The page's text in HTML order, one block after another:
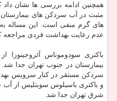
همچنین ادامه بررسی ها نشان
مثبت در آب سردکن های بیمارستان
های گرم منفی است. این مساله
عدم رعایت بهداشت فردی مراجعه
باکتری سودوموناس
بیمارستان در جنوب تهران جدا شد.
سردکن مستقر در کنار سرویس
و باکتری باسیلوس سوبتلیس از
شرق تهران جدا شد.